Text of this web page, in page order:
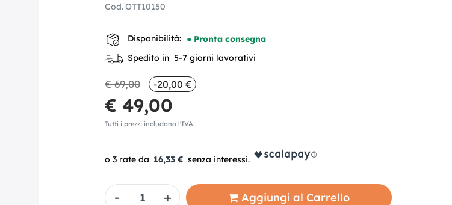
Cod.OTT10150
Disponibilità: ● Pronta consegna
Spedito in 5-7 giorni lavorativi
€ 69,00 -20,00 €
€ 49,00
Tutti i prezzi includono l'IVA.
16,33 €
Quantità
Aggiungi al Carrello